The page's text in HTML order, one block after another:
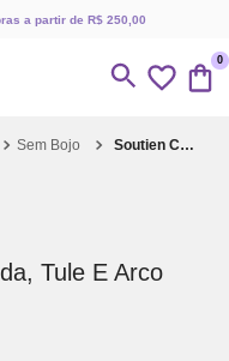
a partir de R$ 250,00
0
Sem Bojo Soutien Com Bojo De Renda, Tule E Arco Quartzo
Tule E Arco